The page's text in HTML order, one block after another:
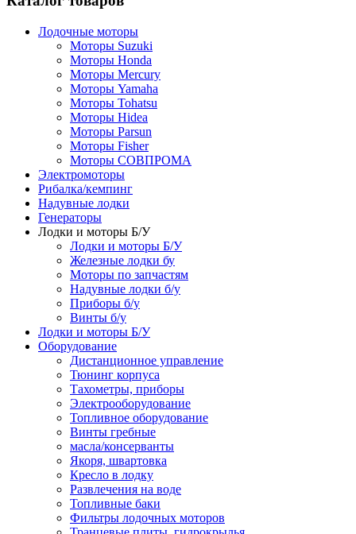
Лодочные моторы
Моторы Suzuki
Моторы Honda
Моторы Mercury
Моторы Yamaha
Моторы Tohatsu
Моторы Hidea
Моторы Parsun
Моторы Fisher
Моторы СОВПРОМА
Электромоторы
Рибалка/кемпинг
Надувные лодки
Генераторы
Лодки и моторы Б/У
Лодки и моторы Б/У
Железные лодки бу
Моторы по запчастям
Надувные лодки б/у
Приборы б/у
Винты б/у
Лодки и моторы Б/У
Оборудование
Дистанционное управление
Тюнинг корпуса
Тахометры, приборы
Электрооборудование
Топливное оборудование
Винты гребные
масла/консерванты
Якоря, швартовка
Кресло в лодку
Развлечения на воде
Топливные баки
Фильтры лодочных моторов